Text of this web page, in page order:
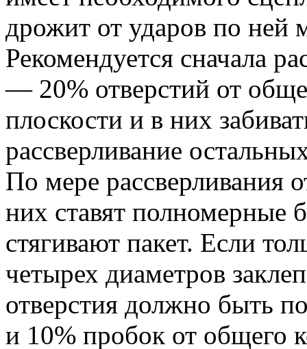
дрожит от ударов по ней
Рекомендуется сначала
— 20% отверстий от
плоскости и в них
рассверливание
По мере рассверливания
них ставят полномерные
стягивают пакет. Если
четырех диаметров
отверстия должно быть
и 10% пробок от общего